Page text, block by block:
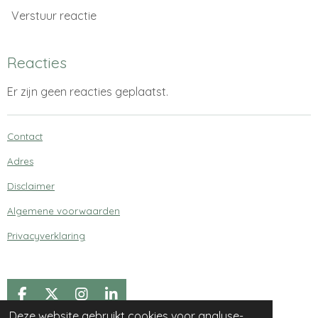
Verstuur reactie
Reacties
Er zijn geen reacties geplaatst.
Contact
Adres
Disclaimer
Algemene voorwaarden
Privacyverklaring
F
a
X
I
n
L
i